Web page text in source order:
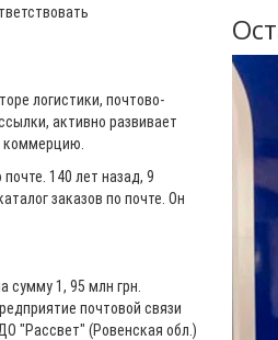
логистики, почтово-
активно развивает
коммерцию.
140 лет назад, 9
заказов по почте. Он
сумму 1, 95 млн грн.
почтовой связи
"Рассвет" (Ровенская обл.)